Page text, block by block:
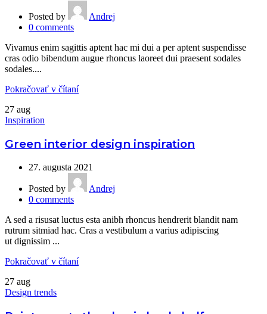
Posted by
Andrej
0 comments
Vivamus enim sagittis aptent hac mi dui a per aptent suspendisse
cras odio bibendum augue rhoncus laoreet dui praesent sodales
sodales....
Pokračovať v čítaní
27 aug
Inspiration
Green interior design inspiration
27. augusta 2021
Posted by
Andrej
0 comments
A sed a risusat luctus esta anibh rhoncus hendrerit blandit nam
rutrum sitmiad hac. Cras a vestibulum a varius adipiscing
ut dignissim ...
Pokračovať v čítaní
27 aug
Design trends